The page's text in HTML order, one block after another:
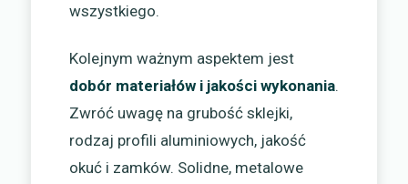
wszystkiego.
Kolejnym ważnym aspektem jest
dobór materiałów i jakości wykonania.
Zwróć uwagę na grubość sklejki,
rodzaj profili aluminiowych, jakość
okuć i zamków. Solidne, metalowe